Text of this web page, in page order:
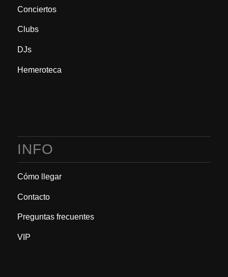
Conciertos
Clubs
DJs
Hemeroteca
INFO
Cómo llegar
Contacto
Preguntas frecuentes
VIP